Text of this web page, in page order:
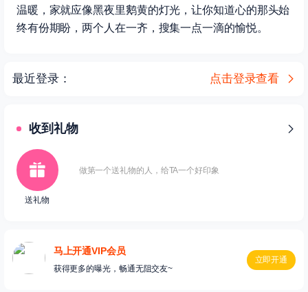
温暖，家就应像黑夜里鹅黄的灯光，让你知道心的那头始
终有份期盼，两个人在一齐，搜集一点一滴的愉悦。
最近登录： 点击登录查看
收到礼物
送礼物
做第一个送礼物的人，给TA一个好印象
马上开通VIP会员
获得更多的曝光，畅通无阻交友~
立即开通